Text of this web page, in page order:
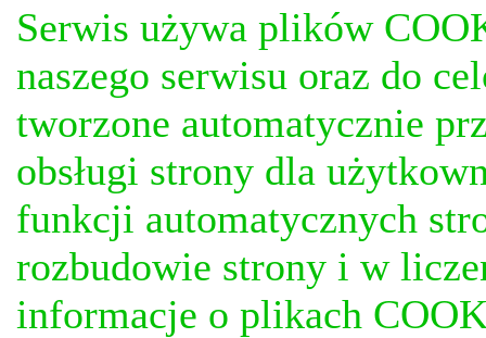
Serwis używa plików
naszego serwisu oraz do
tworzone automatycznie
obsługi strony dla
funkcji automatycznych
rozbudowie strony i w
informacje o plikach